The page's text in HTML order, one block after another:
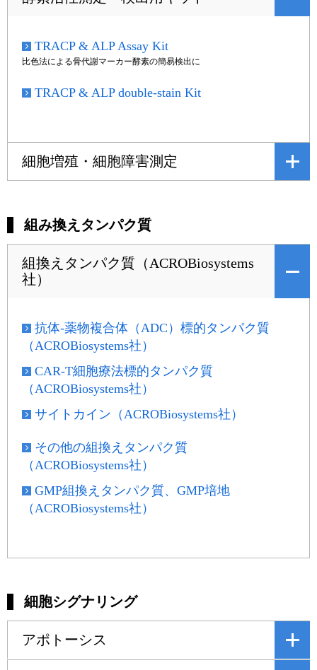
TRACP & ALP Assay Kit
比色法による骨代謝マーカー酵素の簡易検出に
TRACP & ALP double-stain Kit
細胞増殖・細胞障害測定
組み換えタンパク質
組換えタンパク質（ACROBiosystems
社）
抗体-薬物複合体（ADC）標的タンパク質
（ACROBiosystems社）
CAR-T細胞療法標的タンパク質
（ACROBiosystems社）
サイトカイン（ACROBiosystems社）
その他の組換えタンパク質
（ACROBiosystems社）
GMP組換えタンパク質、GMP培地
（ACROBiosystems社）
細胞シグナリング
アポトーシス